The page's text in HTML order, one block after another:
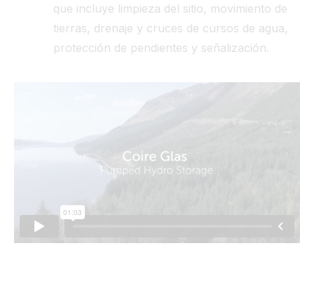
que incluye limpieza del sitio, movimiento de
tierras, drenaje y cruces de cursos de agua,
protección de pendientes y señalización.